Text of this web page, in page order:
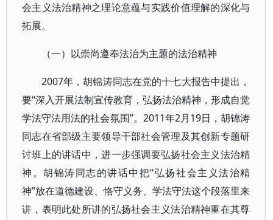
会主义法治精神之理论意蕴与实践价值理解的深化与
拓展。
（一）以崇尚遵奉法治为主题的法治精神
2007年，胡锦涛同志在党的十七大报告中提出，
要“深入开展法制宣传教育，弘扬法治精神，形成自觉
学法守法用法的社会氛围”。2011年2月19日，胡锦涛
同志在省部级主要领导干部社会管理及其创新专题研
讨班上的讲话中，进一步强调要弘扬社会主义法治精
神。胡锦涛同志的讲话中把“弘扬社会主义法治精
神”放在道德建设、恪守义务、学法守法这个段落里来
讲，表明此处所讲的弘扬社会主义法治精神重在其尊